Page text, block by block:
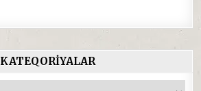
KATEQORIYALAR